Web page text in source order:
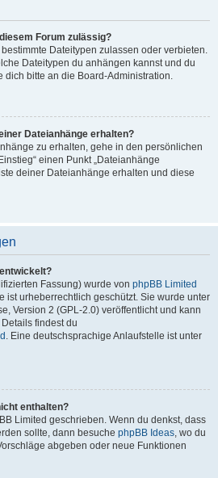
Forum zulässig?
Dateitypen zulassen oder verbieten.
Dateitypen du anhängen kannst und du
dich bitte an die Board-Administration.
Dateianhänge erhalten?
zu erhalten, gehe in den persönlichen
einen Punkt „Dateianhänge
deiner Dateianhänge erhalten und diese
Fassung) wurde von phpBB Limited
ist urheberrechtlich geschützt. Sie wurde unter
Version 2 (GPL-2.0) veröffentlicht und kann
findest du
. Eine deutschsprachige Anlaufstelle ist unter
enthalten?
Limited geschrieben. Wenn du denkst, dass
sollte, dann besuche phpBB Ideas, wo du
abgeben oder neue Funktionen